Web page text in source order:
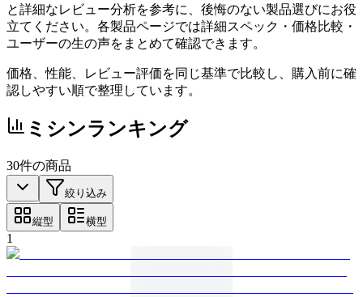
と詳細なレビュー分析を参考に、後悔のない製品選びにお役
立てください。各製品ページでは詳細スペック・価格比較・
ユーザーの生の声をまとめて確認できます。
価格、性能、レビュー評価を同じ基準で比較し、購入前に確
認しやすい順で整理しています。
ミシンランキング
30件の商品
絞り込み
縦型 横型
1